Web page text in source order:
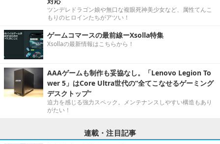
ツンデレドラゴン娘や無口な複眼死神美少女など、属性てんこ
もりのヒロインたちがアツい！
ゲームコマースの最前線ーXsolla特集
Xsollaの最新情報はこちらから！
AAAゲームも制作も妥協なし。「Lenovo Legion To
wer 5」はCore Ultra世代の“全てこなせるゲーミング
デスクトップ”
迫力を感じる強力スペック。メンテナンスしやすい構造もあり
がたい！
連載・注目記事